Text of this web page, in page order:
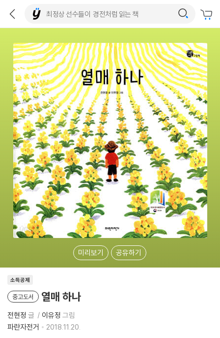
미리보기 공유하기
소득공제
중고도서 열매 하나
전현정 글 이유정 그림
파란자전거
2018.11.20.